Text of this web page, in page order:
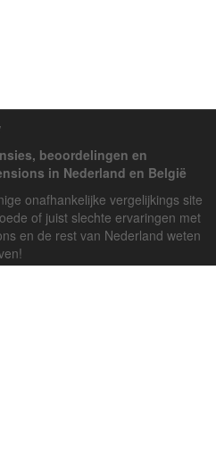
beoordelingen en
in Nederland en België
onafhankelijke vergelijkings site
of juist slechte ervaringen met
en de rest van Nederland weten